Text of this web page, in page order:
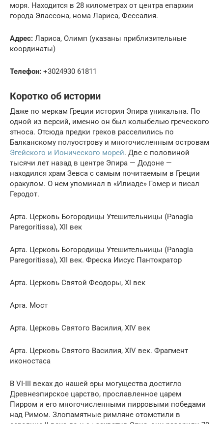
моря. Находится в 28 километрах от центра епархии
города Элассона, нома Лариса, Фессалия.
Адрес: Лариса, Олимп (указаны приблизительные
координаты)
Телефон: +3024930 61811
Коротко об истории
Даже по меркам Греции история Эпира уникальна. По
одной из версий, именно он был колыбелью греческого
этноса. Отсюда предки греков расселились по
Балканскому полуострову и многочисленным островам
Эгейского и Ионического морей. Две с половиной
тысячи лет назад в центре Эпира — Додоне —
находился храм Зевса с самым почитаемым в Греции
оракулом. О нем упоминал в «Илиаде» Гомер и писал
Геродот.
Арта. Церковь Богородицы Утешительницы (Panagia
Paregoritissa), XII век
Арта. Церковь Богородицы Утешительницы (Panagia
Paregoritissa), XII век. Фреска Иисус Пантократор
Арта. Церковь Святой Феодоры, XI век
Арта. Мост
Арта. Церковь Святого Василия, XIV век
Арта. Церковь Святого Василия, XIV век. Фрагмент
иконостаса
В VI-III веках до нашей эры могущества достигло
Древнеэпирское царство, прославленное царем
Пирром и его многочисленными пирровыми победами
над Римом. Злопамятные римляне отомстили в